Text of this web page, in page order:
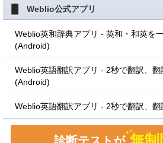
Weblio公式アプリ
Weblio英和辞典アプリ - 英和・和英を
(Android)
Weblio英語翻訳アプリ - 2秒で翻訳、翻
(Android)
Weblio英語翻訳アプリ - 2秒で翻訳、